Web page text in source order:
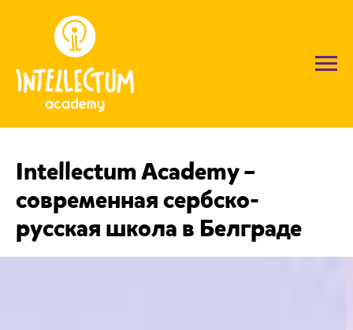
Intellectum Academy –
современная сербско-
русская школа в Белграде